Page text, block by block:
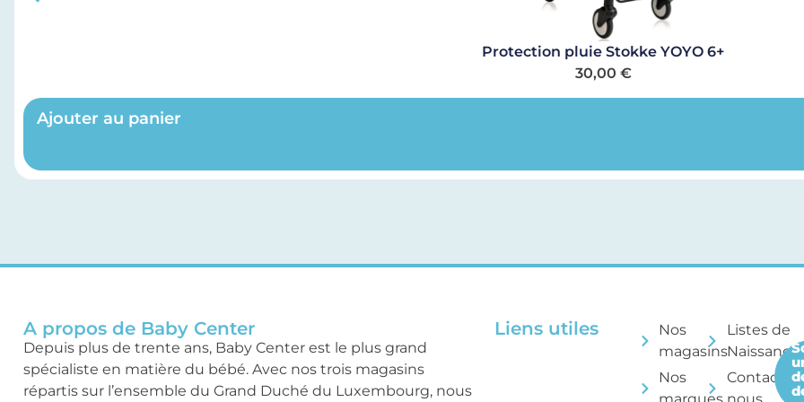
Protection pluie Stokke YOYO 6+
30,00 €
Ajouter au panier
A propos de Baby Center
Depuis plus de trente ans, Baby Center est le plus grand
spécialiste en matière du bébé. Avec nos trois magasins
répartis sur l’ensemble du Grand Duché du Luxembourg, nous
Liens utiles
Nos
magasins
Nos
Listes de
Naissance